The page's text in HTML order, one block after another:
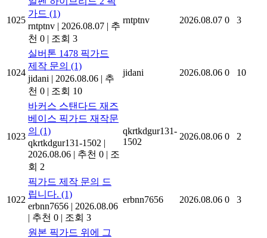
1025
가드 (1)
rntptnv | 2026.08.07 | 추
천 0 | 조회 3
rntptnv 2026.08.07 0 3
1024
실버톤 1478 픽가드
제작 문의 (1)
jidani | 2026.08.06 | 추
천 0 | 조회 10
jidani 2026.08.06 0 10
1023
바커스 스탠다드 재즈
베이스 픽가드 재작문
의 (1)
qkrtkdgur131-1502 |
2026.08.06 | 추천 0 | 조
회 2
qkrtkdgur131-
1502
2026.08.06 0 2
1022
픽가드 제작 문의 드
립니다. (1)
erbnn7656 | 2026.08.06
| 추천 0 | 조회 3
erbnn7656 2026.08.06 0 3
원본 픽가드 위에 그